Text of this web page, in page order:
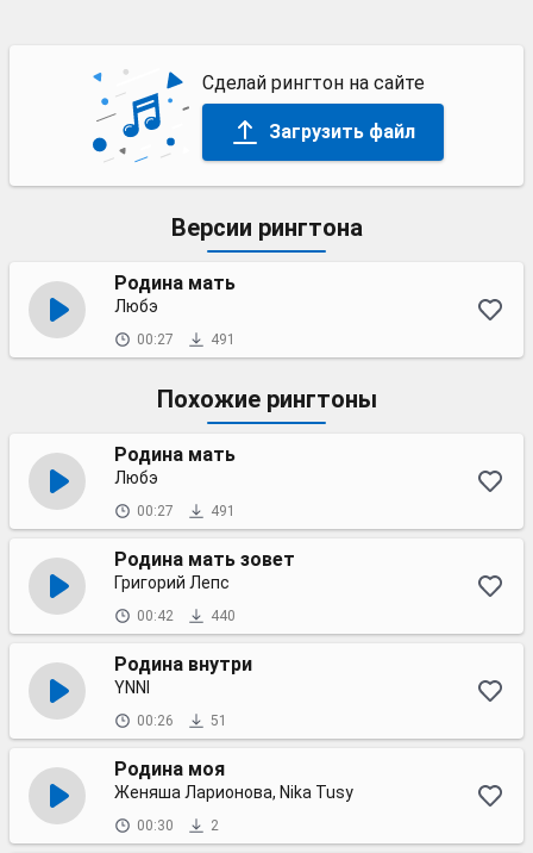
Сделай рингтон на сайте
Загрузить файл
Версии рингтона
Родина мать
Любэ
00:27 491
Похожие рингтоны
Родина мать
Любэ
00:27 491
Родина мать зовет
Григорий Лепс
00:42 440
Родина внутри
YNNI
00:26 51
Родина моя
Женяша Ларионова, Nika Tusy
00:30 2